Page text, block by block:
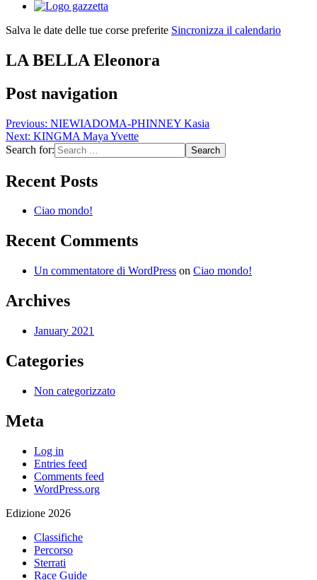
Salva le date delle tue corse preferite Sincronizza il calendario
LA BELLA Eleonora
Post navigation
Previous: NIEWIADOMA-PHINNEY Kasia
Next: KINGMA Maya Yvette
Search for:
Recent Posts
Ciao mondo!
Recent Comments
Un commentatore di WordPress on Ciao mondo!
Archives
January 2021
Categories
Non categorizzato
Meta
Log in
Entries feed
Comments feed
WordPress.org
Edizione 2026
Classifiche
Percorso
Sterrati
Race Guide